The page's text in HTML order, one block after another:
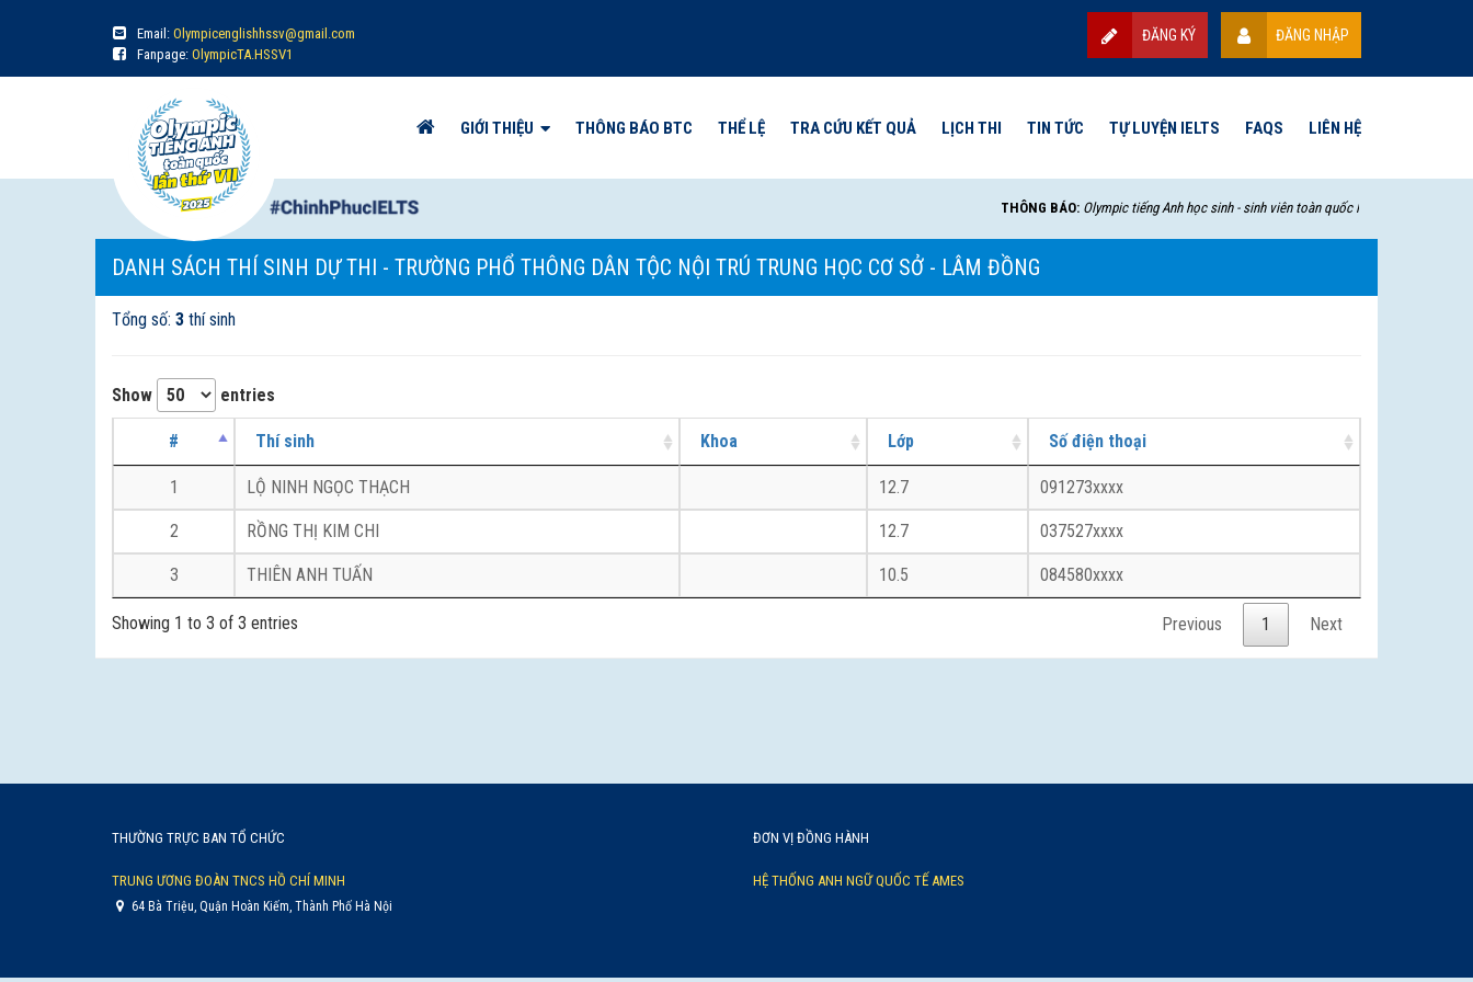
Email: Olympicenglishhssv@gmail.com
Fanpage: OlympicTA.HSSV1
ĐĂNG KÝ ĐĂNG NHẬP
THÔNG BÁO: Olympic tiếng Anh học sinh - sinh viên toàn quốc lần thứ VII - 2025 sẽ
GIỚI THIỆU THÔNG BÁO BTC THỂ LỆ TRA CỨU KẾT QUẢ LỊCH THI TIN TỨC TỰ LUYỆN IELTS FAQS LIÊN HỆ
DANH SÁCH THÍ SINH DỰ THI - TRƯỜNG PHỔ THÔNG DÂN TỘC NỘI TRÚ TRUNG HỌC CƠ SỞ - LÂM ĐỒNG
Tổng số: 3 thí sinh
Show entries
# Thí sinh Khoa Lớp Số điện thoại
1 LỘ NINH NGỌC THẠCH 12.7 091273xxxx
2 RỒNG THỊ KIM CHI 12.7 037527xxxx
3 THIÊN ANH TUẤN 10.5 084580xxxx
Showing 1 to 3 of 3 entries Previous 1 Next
THƯỜNG TRỰC BAN TỔ CHỨC
TRUNG ƯƠNG ĐOÀN TNCS HỒ CHÍ MINH
64 Bà Triệu, Quận Hoàn Kiếm, Thành Phố Hà Nội
ĐƠN VỊ ĐỒNG HÀNH
HỆ THỐNG ANH NGỮ QUỐC TẾ AMES